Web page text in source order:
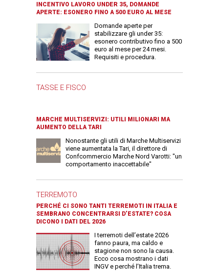
INCENTIVO LAVORO UNDER 35, DOMANDE
APERTE: ESONERO FINO A 500 EURO AL MESE
Domande aperte per
stabilizzare gli under 35:
esonero contributivo fino a 500
euro al mese per 24 mesi.
Requisiti e procedura.
TASSE E FISCO
MARCHE MULTISERVIZI: UTILI MILIONARI MA
AUMENTO DELLA TARI
Nonostante gli utili di Marche Multiservizi
viene aumentata la Tari, il direttore di
Confcommercio Marche Nord Varotti: "un
comportamento inaccettabile"
TERREMOTO
PERCHÉ CI SONO TANTI TERREMOTI IN ITALIA E
SEMBRANO CONCENTRARSI D’ESTATE? COSA
DICONO I DATI DEL 2026
I terremoti dell’estate 2026
fanno paura, ma caldo e
stagione non sono la causa.
Ecco cosa mostrano i dati
INGV e perché l’Italia trema.